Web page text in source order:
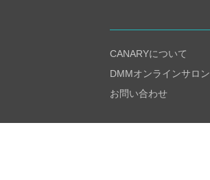
CANARYについて
DMMオンラインサロン
お問い合わせ